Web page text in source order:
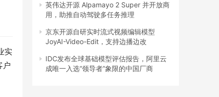
实
户
英伟达开源 Alpamayo 2 Super 并开放商
用，助推自动驾驶多任务推理
京东开源自研实时流式视频编辑模型
JoyAI-Video-Edit，支持边播边改
IDC发布全球基础模型评估报告，阿里云
成唯一入选“领导者”象限的中国厂商